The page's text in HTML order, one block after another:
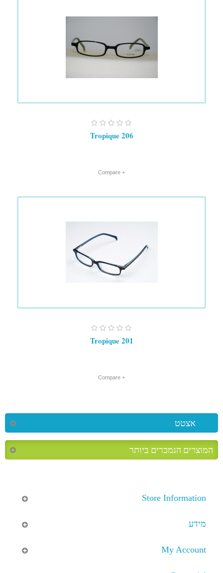
Tropique 206
+ Compare
Tropique 201
+ Compare
אצטט
המוצרים הנמכרים ביותר
Store Information
מידע
My Account